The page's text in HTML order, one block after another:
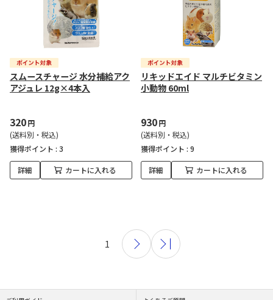
スムースチャージ 水分補給アク
アジュレ 12g×4本入
320円
(送料別・税込)
獲得ポイント : 3
詳細 カートに入れる
リキッドエイド マルチビタミン
小動物 60ml
930円
(送料別・税込)
獲得ポイント : 9
詳細 カートに入れる
1